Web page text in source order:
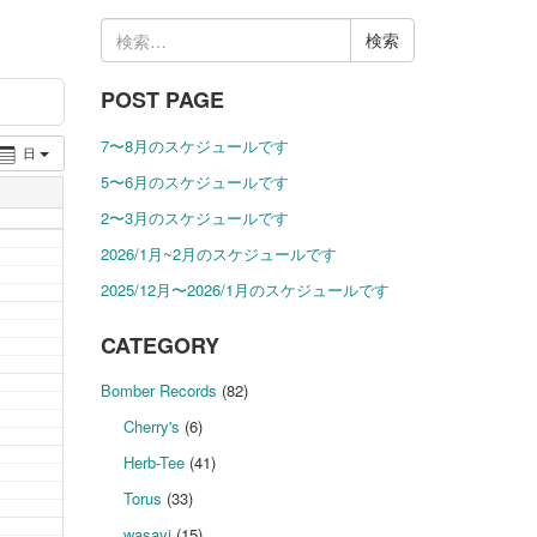
日
検
索:
POST PAGE
7〜8月のスケジュールです
5〜6月のスケジュールです
2〜3月のスケジュールです
2026/1月~2月のスケジュールです
2025/12月〜2026/1月のスケジュールです
CATEGORY
Bomber Records (82)
Cherry's (6)
Herb-Tee (41)
Torus (33)